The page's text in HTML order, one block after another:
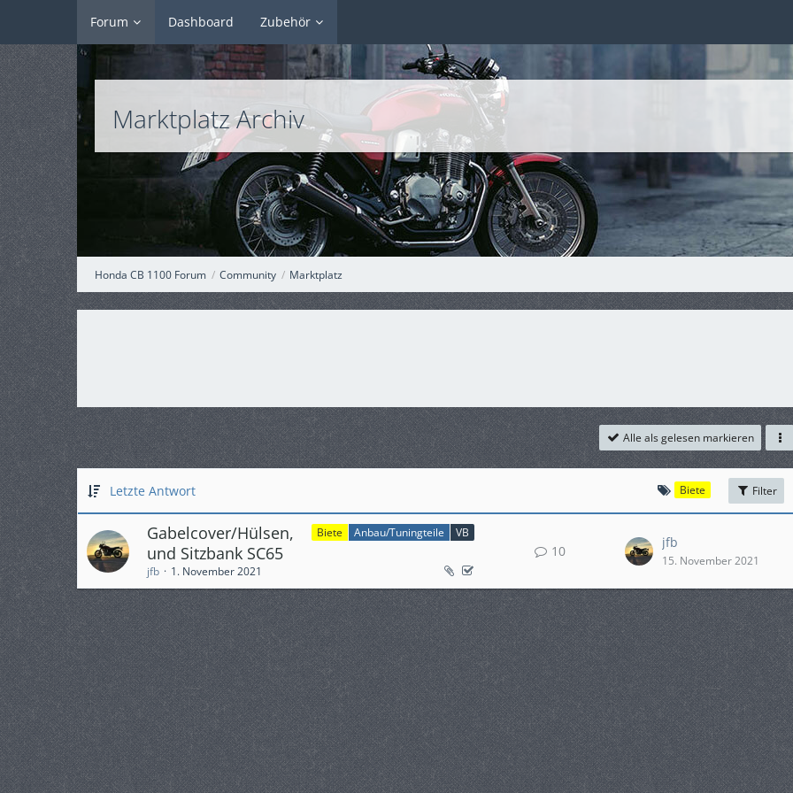
Forum Dashboard Zubehör
Honda CB 1100 Forum Community Marktplatz
Marktplatz Archiv
Alle als gelesen markieren
Letzte Antwort Biete Filter
Biete Anbau/Tuningteile VB
Gabelcover/Hülsen,
und Sitzbank SC65
jfb 1. November 2021
10
jfb
15. November 2021